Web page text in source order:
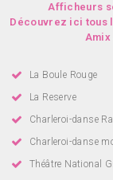
Afficheurs
Découvrez ici tous
Amix
La Boule Rouge
La Reserve
Charleroi-danse
Charleroi-danse
Théâtre National